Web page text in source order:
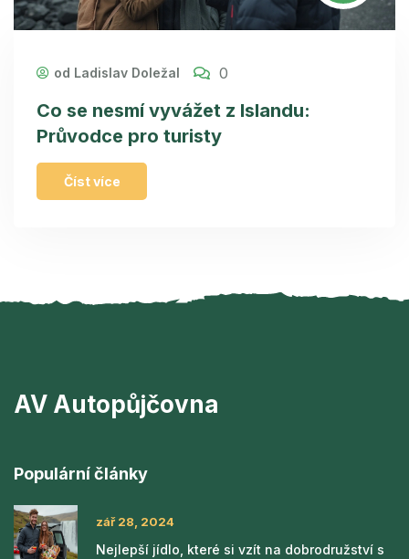
od Ladislav Doležal 0
Co se nesmí vyvážet z Islandu:
Průvodce pro turisty
Číst více
AV Autopůjčovna
Populární články
zář 28, 2024
Nejlepší jídlo, které si vzít na dobrodružství s